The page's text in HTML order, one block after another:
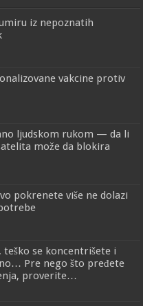
iz nepoznatih
vakcine protiv
ljudskom rukom — da li
može da blokira
pokrenete više ne dolazi
se koncentrišete i
Pre nego što pređete
proverite…